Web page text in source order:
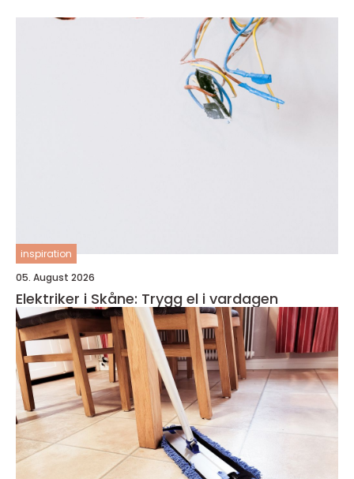
inspiration
05. August 2026
Elektriker i Skåne: Trygg el i vardagen